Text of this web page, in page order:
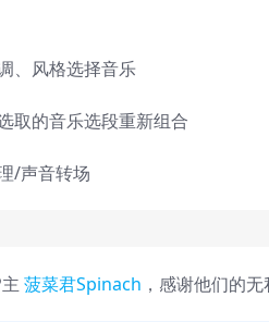
、风格选择音乐
取的音乐选段重新组合
/声音转场
菠菜君Spinach ，感谢他们的无